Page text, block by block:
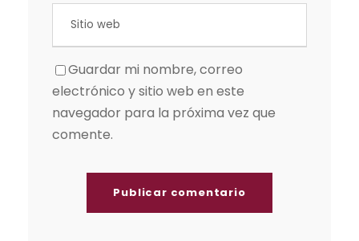
Guardar mi nombre, correo
electrónico y sitio web en este
navegador para la próxima vez que
comente.